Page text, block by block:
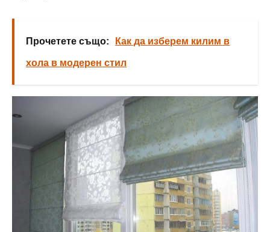
Прочетете също: Как да изберем килим в
хола в модерен стил